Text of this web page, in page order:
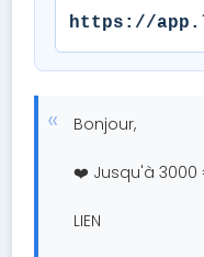
https://
Bonjour,
❤️ Jusqu'à 3000
LIEN